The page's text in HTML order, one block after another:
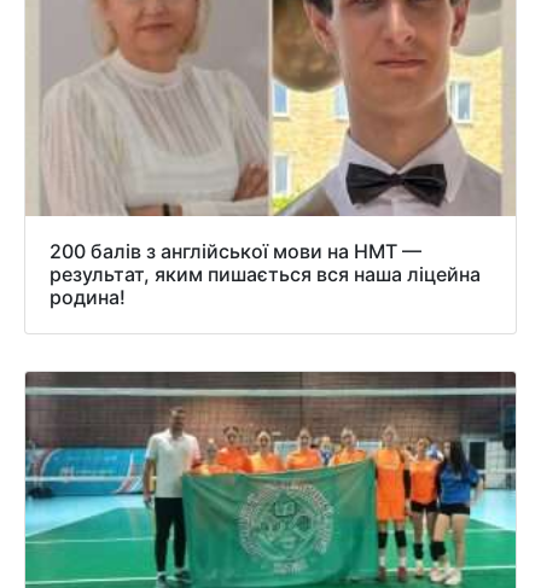
200 балів з англійської мови на НМТ —
результат, яким пишається вся наша ліцейна
родина!